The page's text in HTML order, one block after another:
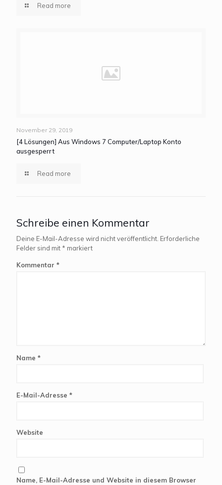
Read more
November 29, 2019
[4 Lösungen] Aus Windows 7 Computer/Laptop Konto
ausgesperrt
Read more
Schreibe einen Kommentar
Deine E-Mail-Adresse wird nicht veröffentlicht. Erforderliche
Felder sind mit * markiert
Kommentar *
Name *
E-Mail-Adresse *
Website
Name, E-Mail-Adresse und Website in diesem Browser